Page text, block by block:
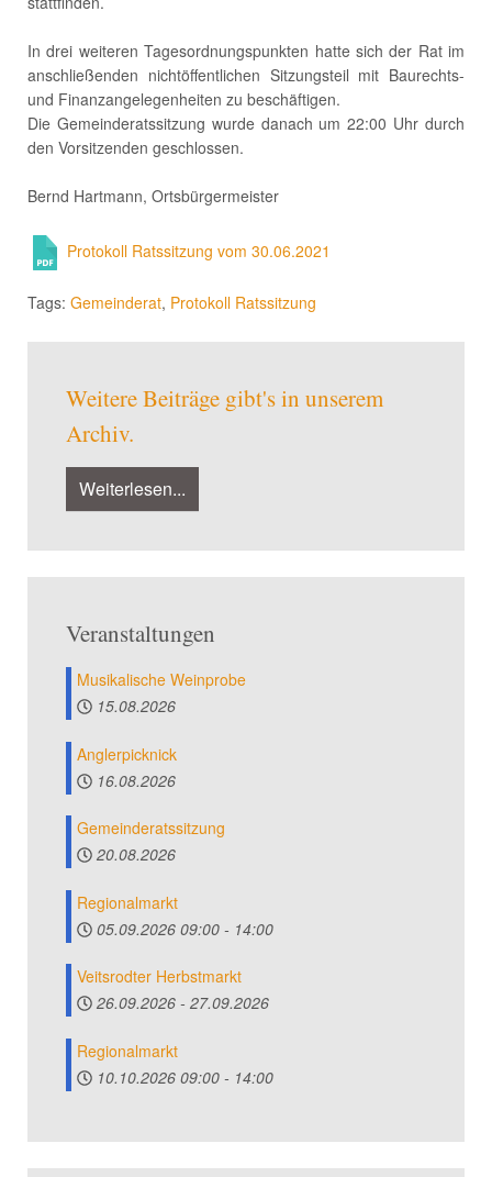
In drei weiteren Tagesordnungspunkten hatte sich der Rat im
anschließenden nichtöffentlichen Sitzungsteil mit Baurechts-
und Finanzangelegenheiten zu beschäftigen.
Die Gemeinderatssitzung wurde danach um 22:00 Uhr durch
den Vorsitzenden geschlossen.
Bernd Hartmann, Ortsbürgermeister
Protokoll Ratssitzung vom 30.06.2021
Tags: Gemeinderat, Protokoll Ratssitzung
Weitere Beiträge gibt's in unserem
Archiv.
Weiterlesen...
Veranstaltungen
Musikalische Weinprobe
15.08.2026
Anglerpicknick
16.08.2026
Gemeinderatssitzung
20.08.2026
Regionalmarkt
05.09.2026 09:00 - 14:00
Veitsrodter Herbstmarkt
26.09.2026 - 27.09.2026
Regionalmarkt
10.10.2026 09:00 - 14:00